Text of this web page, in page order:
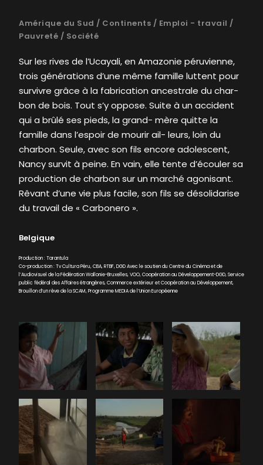
Amérique du Sud / Continents / Emploi - travail /
Pauvreté / Société
Sur les rives de l’Ucayali, en Amazonie péruvienne,
trois générations d’une même famille luttent pour
survivre grâce à la fabrication ancestrale du char-
bon de bois. Tout s’y oppose. Suite à un accident
qui a brûlé ses pieds, la grand- mère quitte la
famille dans l’espoir de mourir ail- leurs, loin du
charbon. Seule, avec son fils encore adolescent,
Nancy survit à peine. En vain, elle tente d’écouler sa
production de charbon sur un marché agonisant.
Rêvant d’une vie plus facile, son fils se désolidarise
du travail de « Carbonero ».
Belgique
Production : Tarantula
Co-production : Tv Cultura Péru, CBA, RTBF, DGD Avec le soutien du Centre du Cinéma et de
l’Audiovisuel de la Fédération Wallonie-Bruxelles, VOO, Coopération au Développement-DGD, Service
public fédéral des Affaires étrangères, Commerce extérieur et Coopération au Développement,
Brouillon d’un rêve de la SCAM, Programme MEDIA de l’Union Européenne